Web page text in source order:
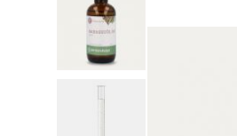
Ende
Bildergalerie